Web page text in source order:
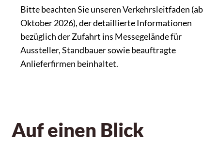
Bitte beachten Sie unseren Verkehrsleitfaden (ab
Oktober 2026), der detaillierte Informationen
bezüglich der Zufahrt ins Messegelände für
Aussteller, Standbauer sowie beauftragte
Anlieferfirmen beinhaltet.
Auf einen Blick